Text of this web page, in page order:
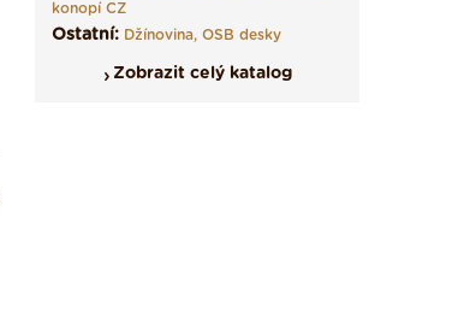
konopí CZ
Ostatní: Džínovina, OSB desky
Zobrazit celý katalog